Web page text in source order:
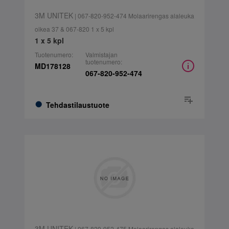
3M UNITEK| 067-820-952-474 Molaarirengas alaleuka
oikea 37 & 067-820 1 x 5 kpl
1 x 5 kpl
Tuotenumero:
MD178128
Tehdastilaustuote
Valmistajan
tuotenumero:
067-820-952-474